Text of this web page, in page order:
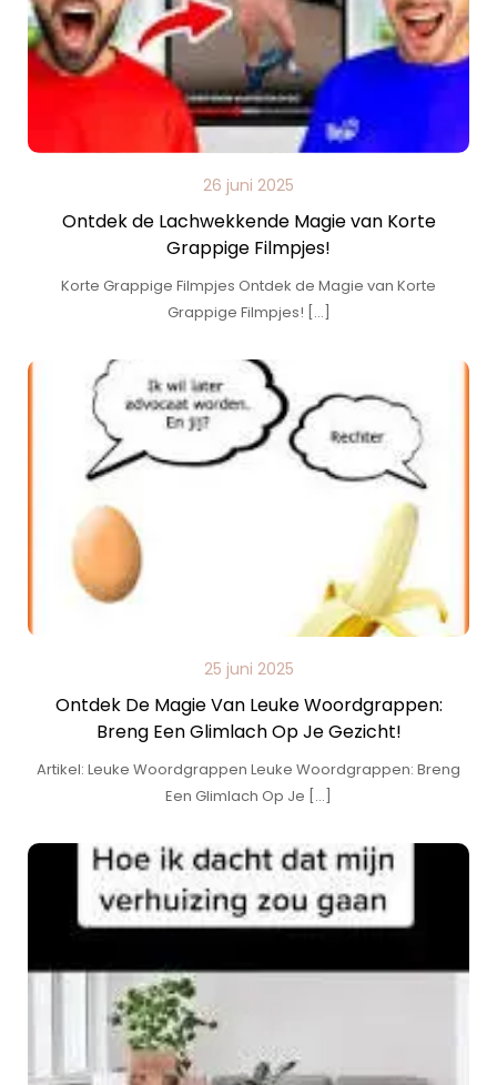
26 juni 2025
Ontdek de Lachwekkende Magie van Korte
Grappige Filmpjes!
Korte Grappige Filmpjes Ontdek de Magie van Korte
Grappige Filmpjes! […]
25 juni 2025
Ontdek De Magie Van Leuke Woordgrappen:
Breng Een Glimlach Op Je Gezicht!
Artikel: Leuke Woordgrappen Leuke Woordgrappen: Breng
Een Glimlach Op Je […]